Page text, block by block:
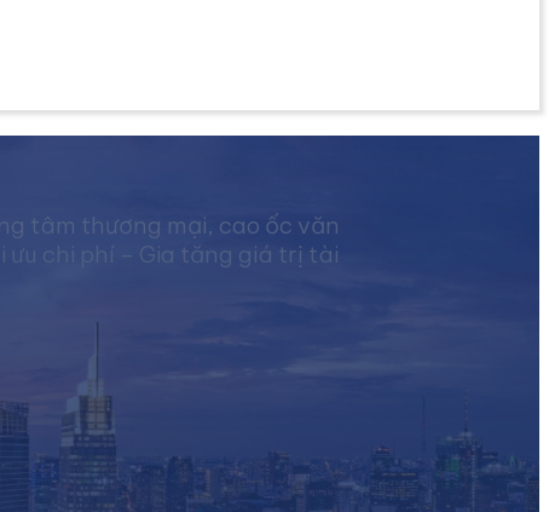
tâm thương mại, cao ốc văn
ưu chi phí – Gia tăng giá trị tài